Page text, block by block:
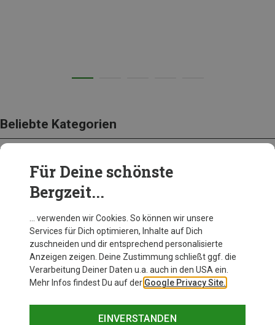
Beliebte Kategorien
BEKLEIDUNG
Für Deine schönste
Bergzeit...
… verwenden wir Cookies. So können wir unsere
Services für Dich optimieren, Inhalte auf Dich
zuschneiden und dir entsprechend personalisierte
Anzeigen zeigen. Deine Zustimmung schließt ggf. die
Verarbeitung Deiner Daten u.a. auch in den USA ein.
Mehr Infos findest Du auf der Google Privacy Site.
EINVERSTANDEN